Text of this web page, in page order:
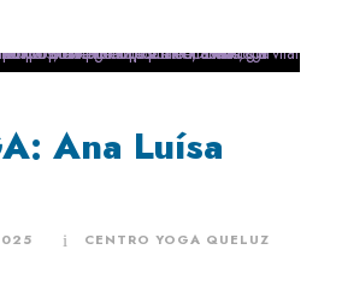
Ana Luísa
CENTRO YOGA QUELUZ